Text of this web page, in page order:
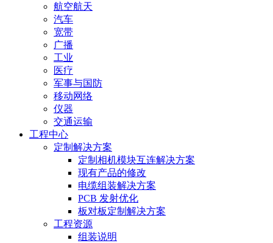
航空航天
汽车
宽带
广播
工业
医疗
军事与国防
移动网络
仪器
交通运输
工程中心
定制解决方案
定制相机模块互连解决方案
现有产品的修改
电缆组装解决方案
PCB 发射优化
板对板定制解决方案
工程资源
组装说明